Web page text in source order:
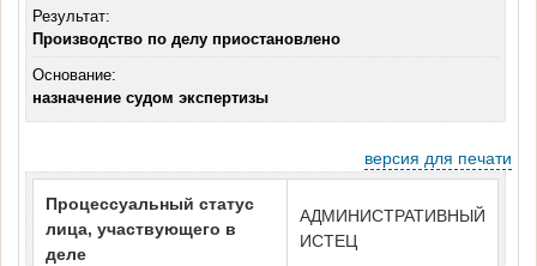
Результат:
Производство по делу приостановлено
Основание:
назначение судом экспертизы
версия для печати
Процессуальный статус
лица, участвующего в
деле
АДМИНИСТРАТИВНЫЙ
ИСТЕЦ